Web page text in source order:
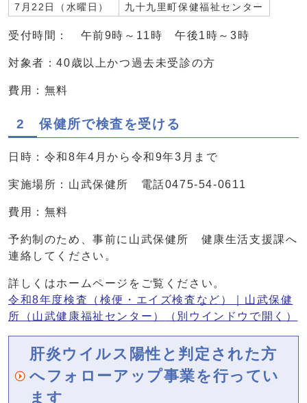
7月22日（水曜日）
九十九里町保健福祉センター
受付時間： 午前9時～11時 午後1時～3時
対象者：40歳以上かつ過去未受診の方
費用：無料
2 保健所で検査を受ける
日時：令和8年4月から令和9年3月まで
実施場所：山武保健所 電話0475-54-0611
費用：無料
予約制のため、事前に山武保健所 健康生活支援課へ
連絡してください。
詳しくはホームページをご覧ください。
令和8年度検査（検便・エイズ検査など）｜山武保健
所（山武健康福祉センター）
（別ウインドウで開く）
肝炎ウイルス陽性と判定された方
へフォローアップ事業を行ってい
ます